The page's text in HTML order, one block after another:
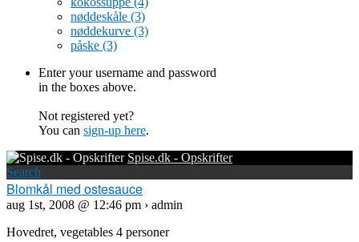
nøddeskåle (3)
nøddekurve (3)
påske (3)
Enter your username and password
in the boxes above.
Not registered yet?
You can sign-up here.
Spise.dk - Opskrifter
Search
Blomkål med ostesauce
aug 1st, 2008 @ 12:46 pm › admin
Hovedret, vegetables 4 personer